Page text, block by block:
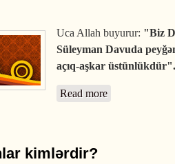
Uca Allah buyurur: "Biz
Süleyman Davuda
açıq-aşkar üstünlükdür".
Read more
kimlərdir?